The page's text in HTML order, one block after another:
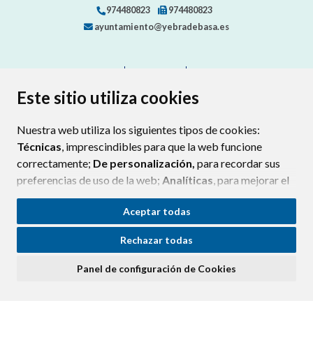
Este sitio utiliza cookies
Nuestra web utiliza los siguientes tipos de cookies:
Técnicas, imprescindibles para que la web funcione
correctamente; De personalización, para recordar sus
preferencias de uso de la web; Analíticas, para mejorar el
funcionamiento de la web y sus servicios.
Si acepta pulsando el botón“Aceptar todas”
consideramos que acepta su uso. Si pulsa el botón
ninguna acción, se guardarán las cookies técnicas
Aceptar todas
Rechazar todas
Panel de configuración de Cookies
974480823
974480823
ayuntamiento@yebradebasa.es
PROTECCIÓN DE DATOS
POLÍTICA DE COOKIES